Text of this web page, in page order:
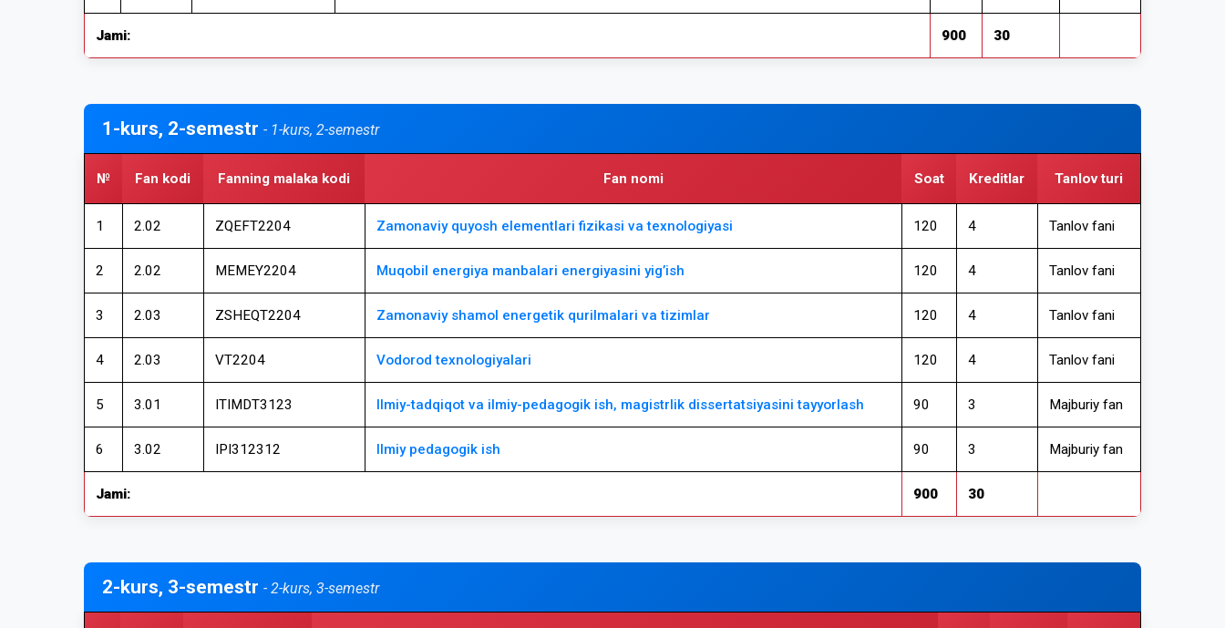
Jami: 900 30
1-kurs, 2-semestr - 1-kurs, 2-semestr
№ Fan kodi Fanning malaka kodi Fan nomi Soat Kreditlar Tanlov turi
1 2.02 ZQEFT2204 Zamonaviy quyosh elementlari fizikasi va texnologiyasi 120 4 Tanlov fani
2 2.02 MEMEY2204 Muqobil energiya manbalari energiyasini yig’ish 120 4 Tanlov fani
3 2.03 ZSHEQT2204 Zamonaviy shamol energetik qurilmalari va tizimlar 120 4 Tanlov fani
4 2.03 VT2204 Vodorod texnologiyalari 120 4 Tanlov fani
5 3.01 ITIMDT3123 Ilmiy-tadqiqot va ilmiy-pedagogik ish, magistrlik dissertatsiyasini tayyorlash 90 3 Majburiy fan
6 3.02 IPI312312 Ilmiy pedagogik ish 90 3 Majburiy fan
Jami: 900 30
2-kurs, 3-semestr - 2-kurs, 3-semestr